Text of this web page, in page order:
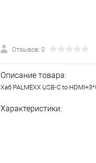
Отзывов: 0
Описание товара:
Хаб PALMEXX USB-C to
Характеристики: